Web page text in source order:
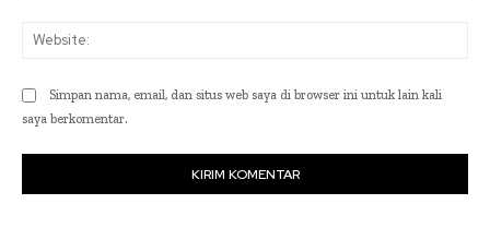
Simpan nama, email, dan situs web saya di browser ini untuk lain kali
saya berkomentar.